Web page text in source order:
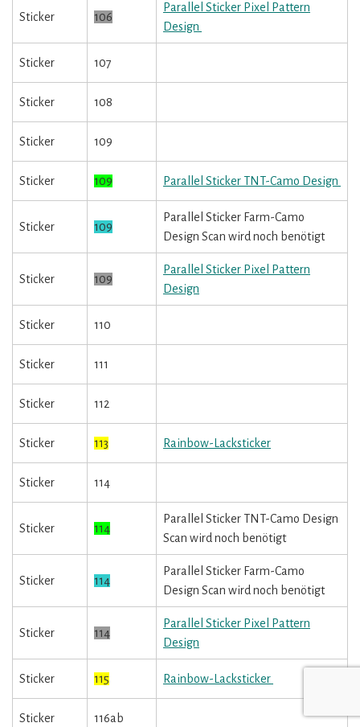
Sticker 106
Parallel Sticker Pixel Pattern
Design
Sticker 107
Sticker 108
Sticker 109
Sticker 109 Parallel Sticker TNT-Camo Design
Sticker 109
Parallel Sticker Farm-Camo
Design Scan wird noch benötigt
Sticker 109
Parallel Sticker Pixel Pattern
Design
Sticker 110
Sticker 111
Sticker 112
Sticker 113 Rainbow-Lacksticker
Sticker 114
Sticker 114
Parallel Sticker TNT-Camo Design
Scan wird noch benötigt
Sticker 114
Parallel Sticker Farm-Camo
Design Scan wird noch benötigt
Sticker 114
Parallel Sticker Pixel Pattern
Design
Sticker 115 Rainbow-Lacksticker
Sticker 116ab